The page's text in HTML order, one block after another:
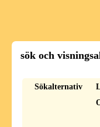
sök och
Sökalternativ